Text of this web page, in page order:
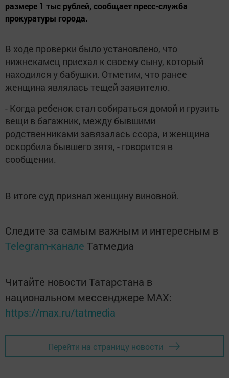
размере 1 тыс рублей, сообщает пресс-служба
прокуратуры города.
В ходе проверки было установлено, что
нижнекамец приехал к своему сыну, который
находился у бабушки. Отметим, что ранее
женщина являлась тещей заявителю.
- Когда ребенок стал собираться домой и грузить
вещи в багажник, между бывшими
родственниками завязалась ссора, и женщина
оскорбила бывшего зятя, - говорится в
сообщении.
В итоге суд признал женщину виновной.
Следите за самым важным и интересным в
Telegram-канале Татмедиа
Читайте новости Татарстана в
национальном мессенджере MАХ:
https://max.ru/tatmedia
Перейти на страницу новости